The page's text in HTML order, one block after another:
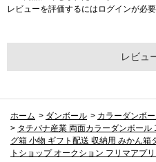
レビューを評価するには ログインが必要
レビュ
ホーム > ダンボール > カラーダンボ
> タチバナ産業 両面カラーダンボー
グ箱 小物 ギフト配送 収納用 みかん箱
トショップ オークション フリマアプ